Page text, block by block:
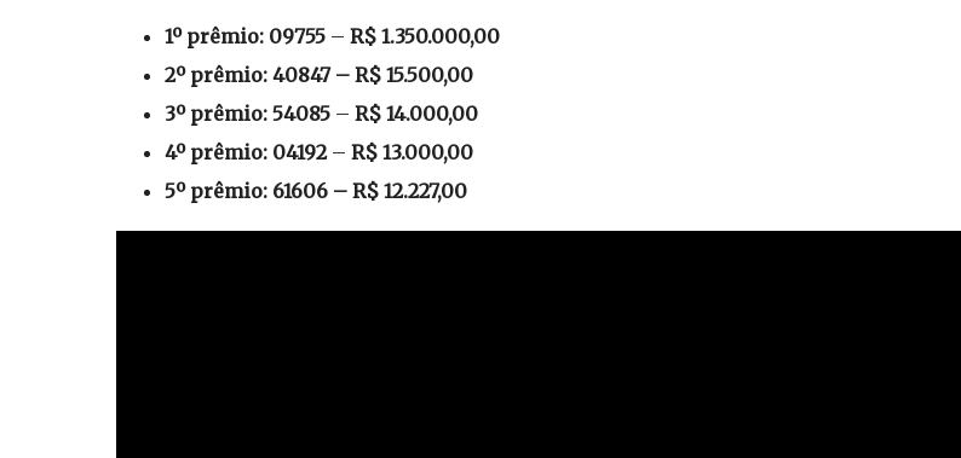
1º prêmio: 09755 – R$ 1.350.000,00
2º prêmio: 40847– R$ 15.500,00
3º prêmio: 54085 – R$ 14.000,00
4º prêmio: 04192– R$ 13.000,00
5º prêmio: 61606 – R$ 12.227,00